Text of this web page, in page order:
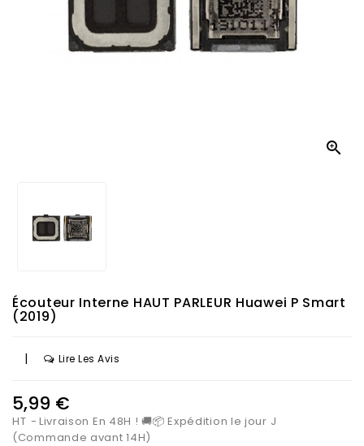

Écouteur Interne HAUT PARLEUR Huawei P Smart
(2019)
| Lire Les Avis
5,99 €
HT
Livraison En 48H ! 🚚📦 Expédition le jour J
(Commande avant 14H)